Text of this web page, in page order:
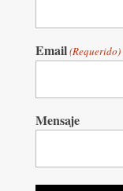
Email(Requerido)
Mensaje